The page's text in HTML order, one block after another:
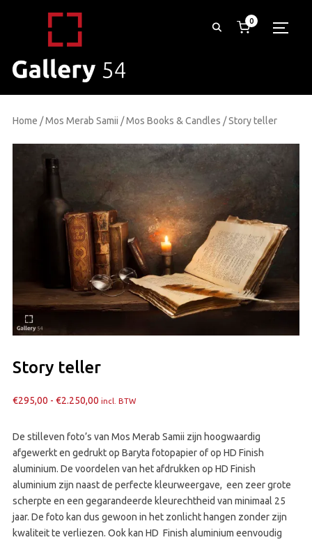
0
Home /Mos Merab Samii /Mos Books & Candles / Story teller
Story teller
€295,00 - €2.250,00Prijsklasse:
tot
€2.250,00
incl. BTW
De stilleven foto’s van Mos Merab Samii zijn hoogwaardig
afgewerkt en gedrukt op Baryta fotopapier of op HD Finish
aluminium. De voordelen van het afdrukken op HD Finish
aluminium zijn naast de perfecte kleurweergave, een zeer grote
scherpte en een gegarandeerde kleurechtheid van minimaal 25
jaar. De foto kan dus gewoon in het zonlicht hangen zonder zijn
kwaliteit te verliezen. Ook kan HD Finish aluminium eenvoudig